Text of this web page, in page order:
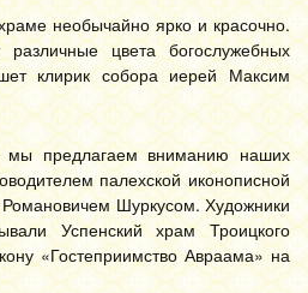
необычайно ярко и красочно.
цвета богослужебных
клирик собора иерей Максим
мы предлагаем вниманию наших
палехской иконописной
Шуркусом. Художники
Успенский храм Троицкого
«Гостеприимство Авраама» на